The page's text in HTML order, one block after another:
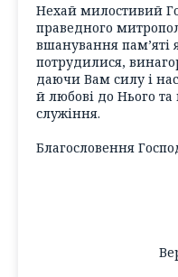
Нехай милостивий
праведного
вшанування пам’яті
потрудилися,
даючи Вам силу і
й любові до Нього
служіння.
Благословення